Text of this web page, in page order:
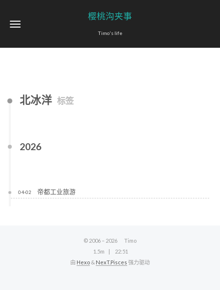
樱桃沟夹事
Timo's life
北冰洋 标签
2026
04-02 帝都工业旅游
© 2006 – 2026
Timo
1.5m
22:51
由 Hexo & NexT.Pisces 强力驱动